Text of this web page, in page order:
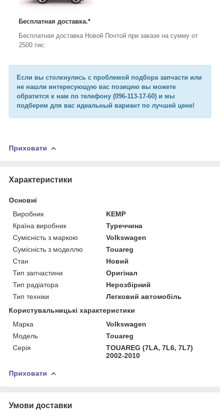
Бесплатная доставка.*
Бесплатная доставка Новой Почтой при заказе на сумму от
2500 тис.
Если вы столкнулись с проблемой подбора запчасти или
не нашли интересующую вас позицию вы можете
обратится к нам по телефону (096-113-17-60) и мы
подберем для вас идеальный вариант по лучшей цене!
Приховати
Характеристики
Основні
Виробник
KEMP
Країна виробник
Туреччина
Сумісність з маркою
Volkswagen
Сумісність з моделлю
Touareg
Стан
Новий
Тип запчастини
Оригінал
Тип радіатора
Нерозбірний
Тип техніки
Легковий автомобіль
Користувальницькі характеристики
Марка
Volkswagen
Модель
Touareg
Серія
TOUAREG (7LA, 7L6, 7L7)
2002-2010
Приховати
Умови доставки